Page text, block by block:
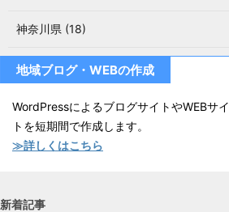
神奈川県 (18)
地域ブログ・WEBの作成
WordPressによるブログサイトやWEBサイ
トを短期間で作成します。
≫詳しくはこちら
新着記事